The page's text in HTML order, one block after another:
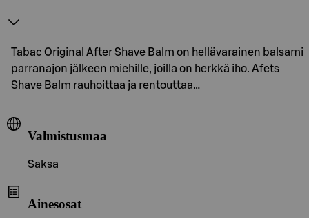
Tabac Original After Shave Balm on hellävarainen balsami
parranajon jälkeen miehille, joilla on herkkä iho. Afets
Shave Balm rauhoittaa ja rentouttaa…
Valmistusmaa
Saksa
Ainesosat